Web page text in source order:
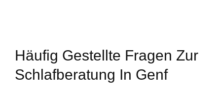
Häufig Gestellte Fragen Zur
Schlafberatung In Genf